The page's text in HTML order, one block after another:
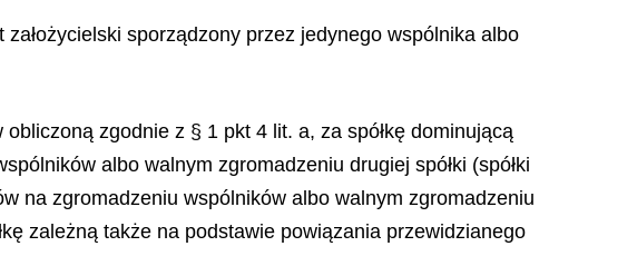
sporządzony przez jedynego wspólnika albo
zgodnie z § 1 pkt 4 lit. a, za spółkę dominującą
albo walnym zgromadzeniu drugiej spółki (spółki
na zgromadzeniu wspólników albo walnym zgromadzeniu
zależną także na podstawie powiązania przewidzianego